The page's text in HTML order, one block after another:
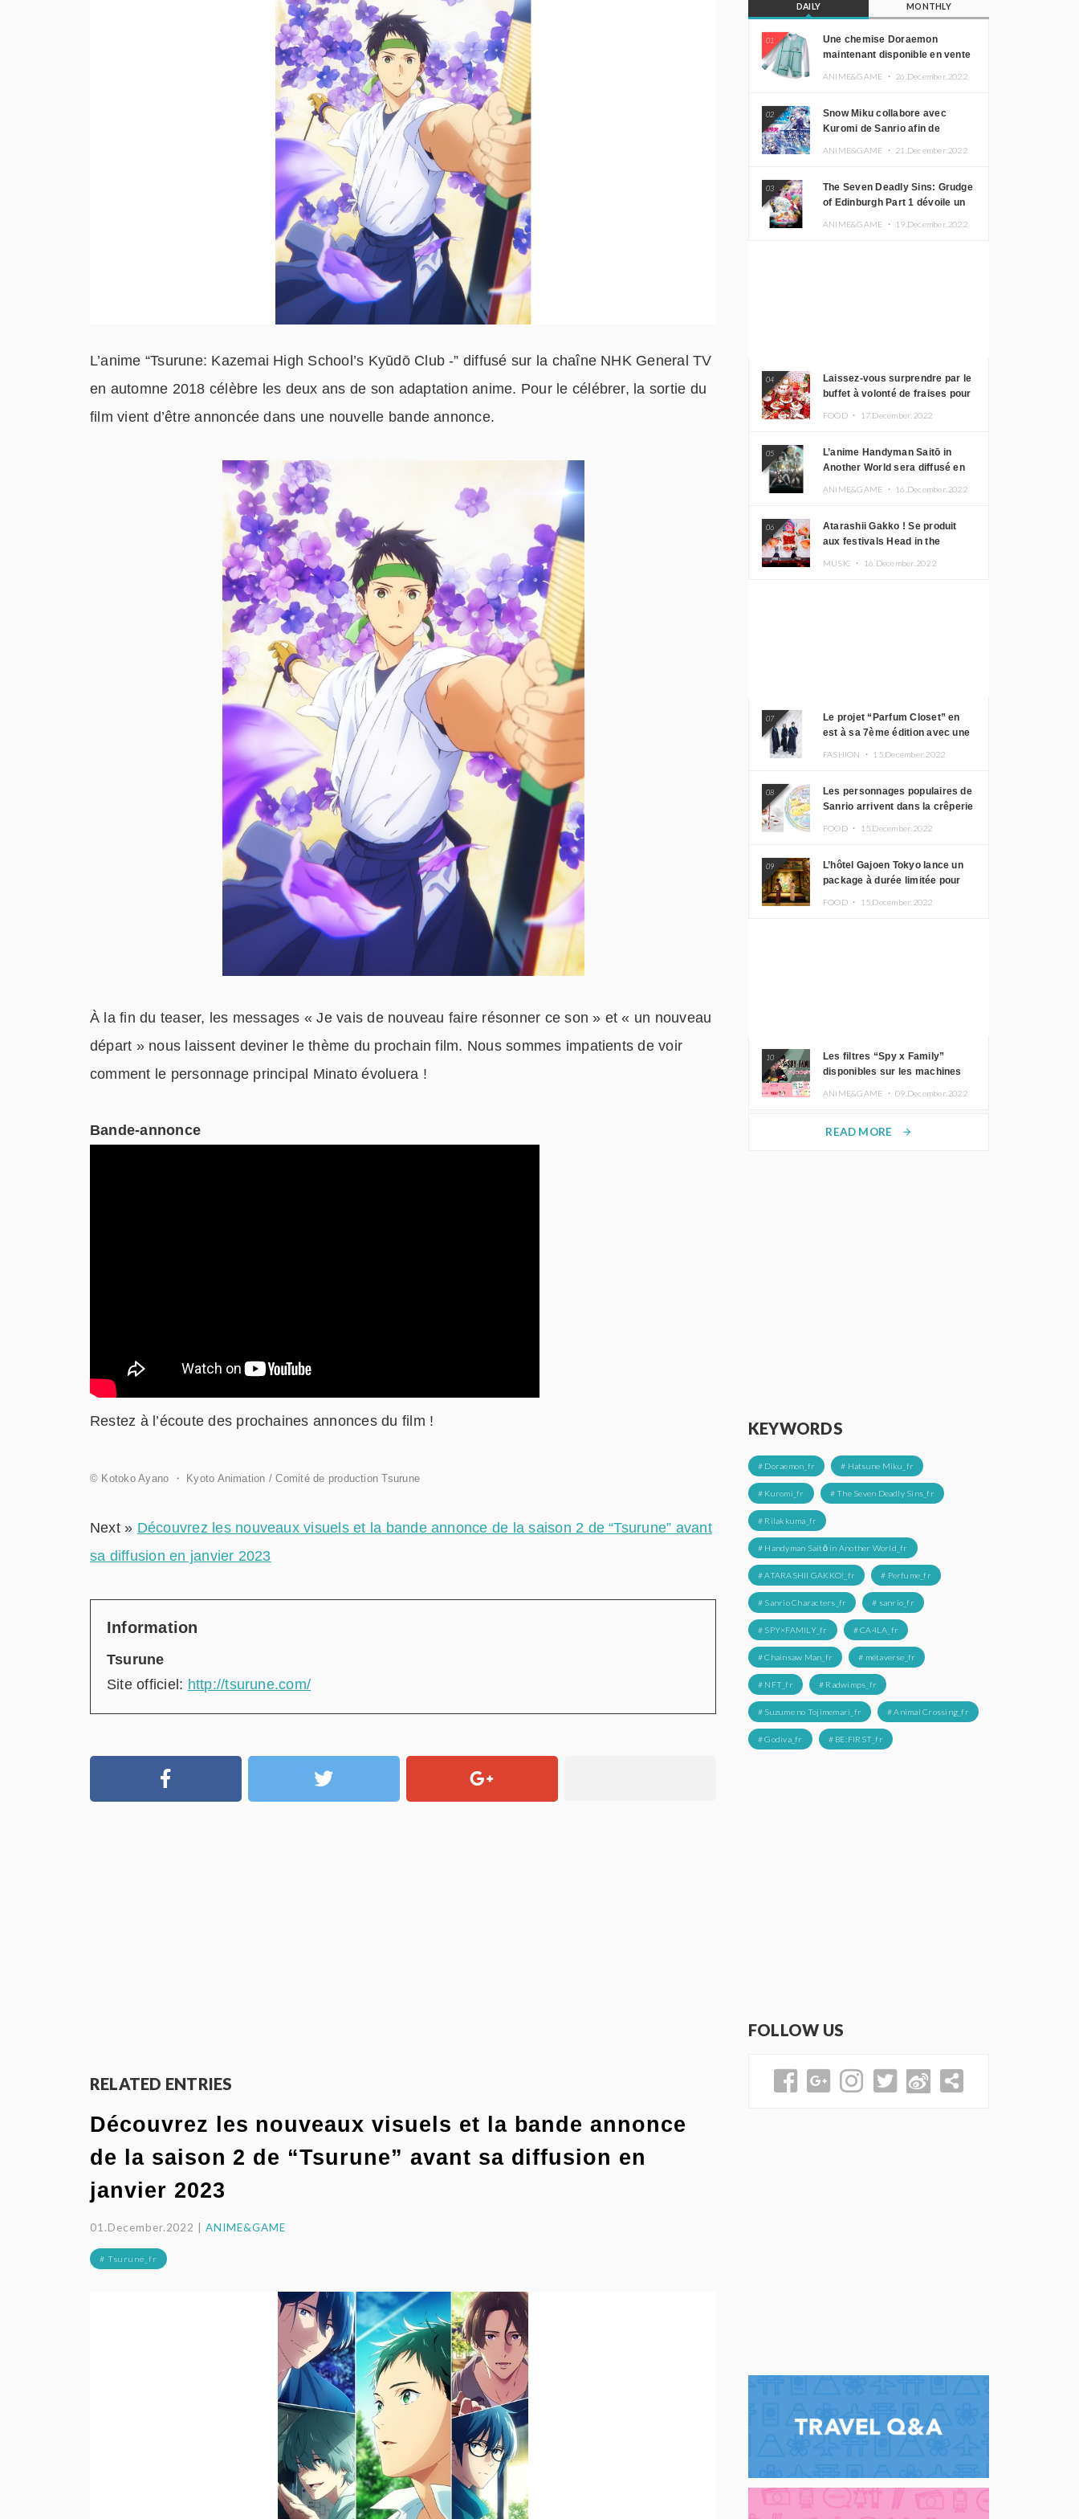
L’anime “Tsurune: Kazemai High School’s Kyūdō Club -” diffusé sur la chaîne NHK General TV
en automne 2018 célèbre les deux ans de son adaptation anime. Pour le célébrer, la sortie du
film vient d’être annoncée dans une nouvelle bande annonce.
À la fin du teaser, les messages « Je vais de nouveau faire résonner ce son » et « un nouveau
départ » nous laissent deviner le thème du prochain film. Nous sommes impatients de voir
comment le personnage principal Minato évoluera !
Bande-annonce
Restez à l’écoute des prochaines annonces du film !
© Kotoko Ayano ・ Kyoto Animation / Comité de production Tsurune
Next » Découvrez les nouveaux visuels et la bande annonce de la saison 2 de “Tsurune” avant
sa diffusion en janvier 2023
Information
Tsurune
Site officiel: http://tsurune.com/
RELATED ENTRIES
Découvrez les nouveaux visuels et la bande annonce
de la saison 2 de “Tsurune” avant sa diffusion en
janvier 2023
01.December.2022 |ANIME&GAME
# Tsurune_fr
DAILY MONTHLY
01
Une chemise Doraemon
maintenant disponible en vente
ANIME&GAME ・ 26.December.2022
02
Snow Miku collabore avec
Kuromi de Sanrio afin de
ANIME&GAME ・ 21.December.2022
03
The Seven Deadly Sins: Grudge
of Edinburgh Part 1 dévoile un
ANIME&GAME ・ 19.December.2022
04
Laissez-vous surprendre par le
buffet à volonté de fraises pour
FOOD ・ 17.December.2022
05
L’anime Handyman Saitō in
Another World sera diffusé en
ANIME&GAME ・ 16.December.2022
06
Atarashii Gakko ! Se produit
aux festivals Head in the
MUSIC ・ 16.December.2022
07
Le projet “Parfum Closet” en
est à sa 7ème édition avec une
FASHION ・ 15.December.2022
08
Les personnages populaires de
Sanrio arrivent dans la crêperie
FOOD ・ 15.December.2022
09
L’hôtel Gajoen Tokyo lance un
package à durée limitée pour
FOOD ・ 15.December.2022
10
Les filtres “Spy x Family”
disponibles sur les machines
ANIME&GAME ・09.December.2022
READ MORE arrow_forward
KEYWORDS
# Doraemon_fr # Hatsune Miku_fr
# Kuromi_fr # The Seven Deadly Sins_fr
# Rilakkuma_fr
# Handyman Saitō in Another World_fr
# ATARASHII GAKKO!_fr # Perfume_fr
# Sanrio Characters_fr # sanrio_fr
# SPY×FAMILY_fr # CA4LA_fr
# Chainsaw Man_fr # métaverse_fr
# NFT_fr # Radwimps_fr
# Suzume no Tojimemari_fr # Animal Crossing_fr
# Godiva_fr # BE:FIRST_fr
FOLLOW US